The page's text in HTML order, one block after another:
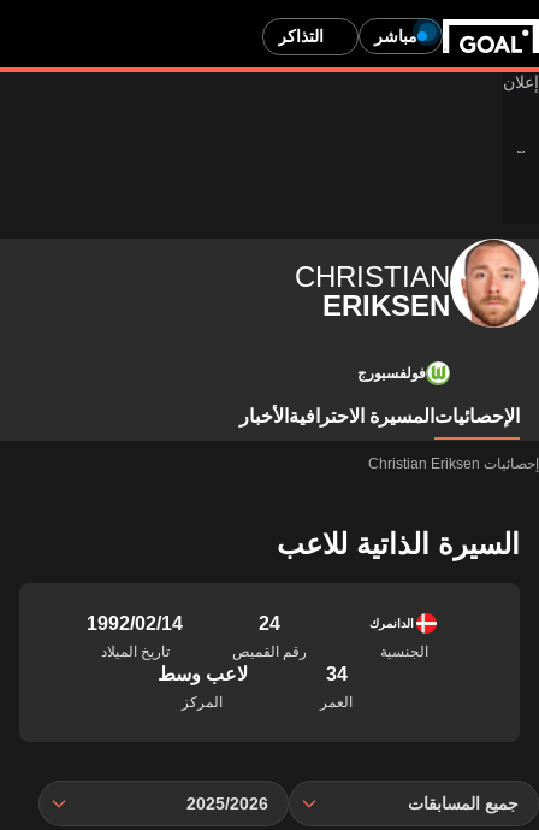
مباشر التذاكر
CHRISTIAN
ERIKSEN
فولفسبورج
الإحصائيات المسيرة الاحترافية الأخبار
إحصائيات Christian Eriksen
السيرة الذاتية للاعب
الدانمرك
الجنسية
24
رقم القميص
14‏/02‏/1992
تاريخ الميلاد
34
العمر
لاعب وسط
المركز
جميع المسابقات 2025/2026